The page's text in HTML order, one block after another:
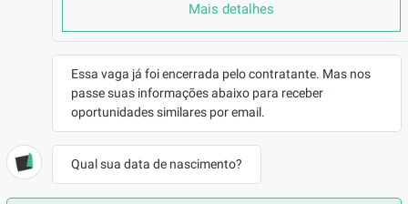
Alimentação
Vale Transporte
Plano de Saúde
Plano Odontológico
DESCRIÇÃO
Estamos em busca de um(a) profissional com
Mais detalhes
Essa vaga já foi encerrada pelo contratante. Mas nos
passe suas informações abaixo para receber
oportunidades similares por email.
Qual sua data de nascimento?